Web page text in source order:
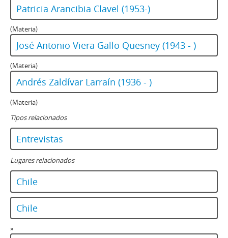
Patricia Arancibia Clavel (1953-)
(Materia)
José Antonio Viera Gallo Quesney (1943 - )
(Materia)
Andrés Zaldívar Larraín (1936 - )
(Materia)
Tipos relacionados
Entrevistas
Lugares relacionados
Chile
Chile
»